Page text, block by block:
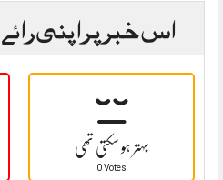
اس خبر پر اپنی
بہتر ہو سکتی تھی
0 Votes